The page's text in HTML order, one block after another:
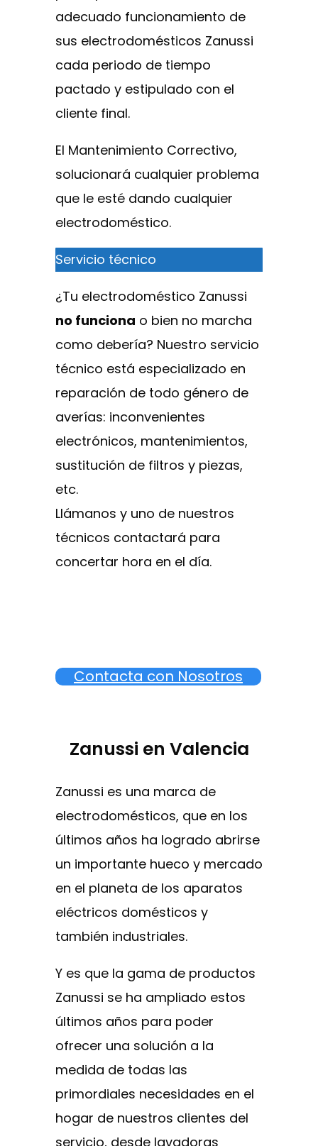
adecuado funcionamiento de
sus electrodomésticos Zanussi
cada periodo de tiempo
pactado y estipulado con el
cliente final.
El Mantenimiento Correctivo,
solucionará cualquier problema
que le esté dando cualquier
electrodoméstico.
Servicio técnico
¿Tu electrodoméstico Zanussi
no funciona o bien no marcha
como debería? Nuestro servicio
técnico está especializado en
reparación de todo género de
averías: inconvenientes
electrónicos, mantenimientos,
sustitución de filtros y piezas,
etc.
Llámanos y uno de nuestros
técnicos contactará para
concertar hora en el día.
Contacta con Nosotros
Zanussi en Valencia
Zanussi es una marca de
electrodomésticos, que en los
últimos años ha logrado abrirse
un importante hueco y mercado
en el planeta de los aparatos
eléctricos domésticos y
también industriales.
Y es que la gama de productos
Zanussi se ha ampliado estos
últimos años para poder
ofrecer una solución a la
medida de todas las
primordiales necesidades en el
hogar de nuestros clientes del
servicio, desde lavadoras